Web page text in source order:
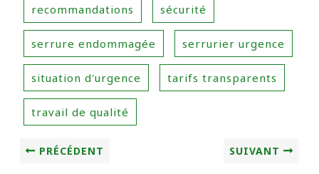
recommandations sécurité
serrure endommagée serrurier urgence
situation d'urgence tarifs transparents
travail de qualité
PRÉCÉDENT SUIVANT